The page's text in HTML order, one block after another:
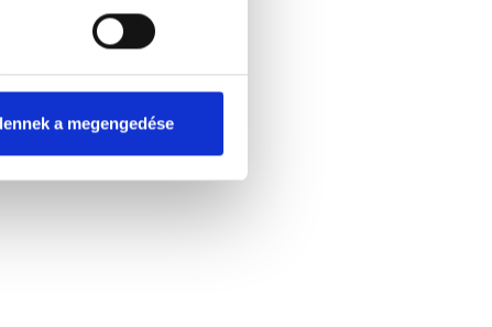
a megengedése